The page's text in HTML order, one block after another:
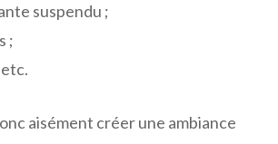
suspendu ;
;
aisément créer une ambiance